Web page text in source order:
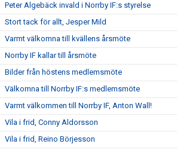
Peter Algebäck invald i Norrby IF:s styrelse
Stort tack för allt, Jesper Mild
Varmt välkomna till kvällens årsmöte
Norrby IF kallar till årsmöte
Bilder från höstens medlemsmöte
Välkomna till Norrby IF:s medlemsmöte
Varmt välkommen till Norrby IF, Anton Wall!
Vila i frid, Conny Aldorsson
Vila i frid, Reino Börjesson